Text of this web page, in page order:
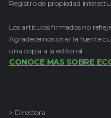
Registro de propiedad
Los artículos firmados no
Agradecemos citar la fuente
una copia a la editorial.
CONOCE MAS SOBRE
> Directora